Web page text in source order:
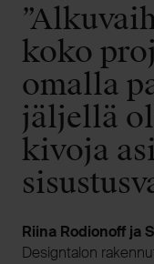
koko
omalla
jäljellä
kivoja
Riina Rodionoff ja
Designtalon